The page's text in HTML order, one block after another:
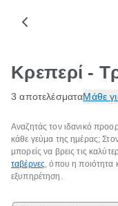
Κρεπερί -
3 αποτελέσματαΜάθε
Αναζητάς τον ιδανικό
κάθε γεύμα της ημέρας;
μπορείς να βρεις τις
ταβέρνες, όπου η ποιότητα
εξυπηρέτηση.